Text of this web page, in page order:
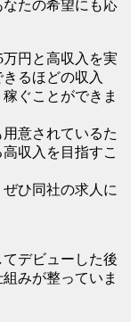
たの希望にも応
円と高収入を実
るほどの収入
ぐことができま
意されているた
収入を目指すこ
ひ同社の求人に
デビューした後
みが整っていま